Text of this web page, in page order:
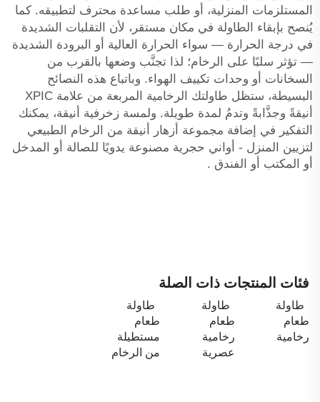
المستلزمات المنزلية، أو طلب مساعدة محترف لتطبيقه. كما
يُنصح بإبقاء الطاولة في مكان مستقر، لأن التقلبات الشديدة
في درجة الحرارة — سواء الحرارة العالية أو البرودة الشديدة
— تؤثر سلبًا على الرخام؛ لذا تجنَّب وضعها بالقرب من
السخانات أو وحدات تكييف الهواء. وباتباع هذه النصائح
البسيطة، ستظل طاولتك الرخامية المربعة من علامة XPIC
أنيقةً وجذَّابةً وتدمُ لمدة طويلة. ولمسة زخرفية أنيقة، يمكنك
التفكير في إضافة مجموعة أزهار أنيقة من الرخام الطبيعي
لتزيين المنزل - أواني حجرية مصنوعة يدويًا للصالة أو المدخل
أو المكتب أو الفندق .
فئات المنتجات ذات الصلة
طاولة
طعام
رخامية
طاولة
طعام
رخامية
عصرية
طاولة
طعام
مستطيلة
من الرخام